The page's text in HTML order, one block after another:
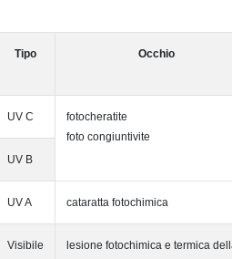
Tipo Occhio
UV C
fotocheratite
foto congiuntivite
UV B
UV A cataratta fotochimica
Visibile
lesione fotochimica e termica